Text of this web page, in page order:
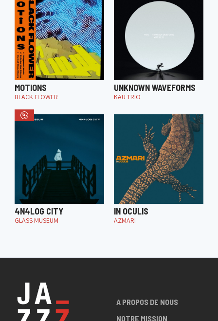
MOTIONS
BLACK FLOWER
UNKNOWN WAVEFORMS
KAU TRIO
4N4LOG CITY
GLASS MUSEUM
IN OCULIS
AZMARI
A PROPOS DE NOUS
NOTRE MISSION